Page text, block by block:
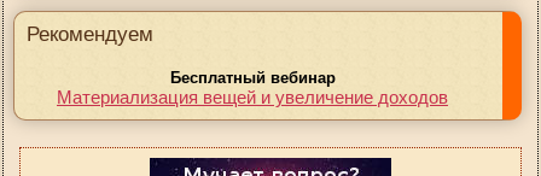
Рекомендуем
Бесплатный вебинар
Материализация вещей и увеличение доходов